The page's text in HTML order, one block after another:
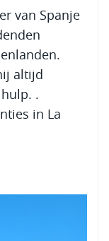
van Spanje
altijd
.
in La